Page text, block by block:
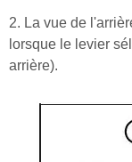
2. La vue de
lorsque le levier
arrière).